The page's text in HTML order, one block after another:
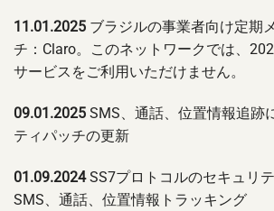
11.01.2025 ブラジルの事業者向け定期
チ：Claro。このネットワークでは、
サービスをご利用いただけません。
09.01.2025 SMS、通話、位置情報追跡
ティパッチの更新
01.09.2024SS7プロトコルのセキュリ
SMS、通話、位置情報トラッキング